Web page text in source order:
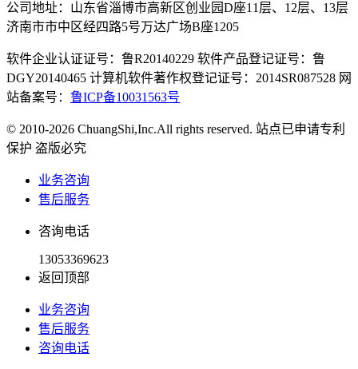
公司地址：山东省淄博市高新区创业园D座11层、12层、13层
济南市市中区经四路5号万达广场B座1205
软件企业认证证号：鲁R20140229 软件产品登记证号：鲁
DGY20140465 计算机软件著作权登记证号：2014SR087528 网
站备案号： 鲁ICP备10031563号
© 2010-2026 ChuangShi,Inc.All rights reserved. 站点已申请专利
保护 盗版必究
业务咨询
售后服务
咨询电话
13053369623
返回顶部
业务咨询
售后服务
咨询电话